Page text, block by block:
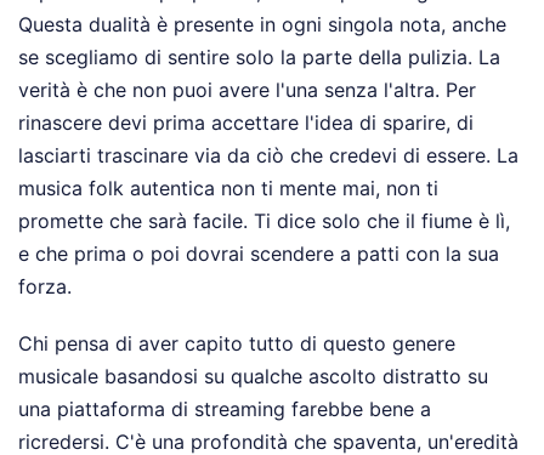
Questa dualità è presente in ogni singola nota, anche
se scegliamo di sentire solo la parte della pulizia. La
verità è che non puoi avere l'una senza l'altra. Per
rinascere devi prima accettare l'idea di sparire, di
lasciarti trascinare via da ciò che credevi di essere. La
musica folk autentica non ti mente mai, non ti
promette che sarà facile. Ti dice solo che il fiume è lì,
e che prima o poi dovrai scendere a patti con la sua
forza.
Chi pensa di aver capito tutto di questo genere
musicale basandosi su qualche ascolto distratto su
una piattaforma di streaming farebbe bene a
ricredersi. C'è una profondità che spaventa, un'eredità